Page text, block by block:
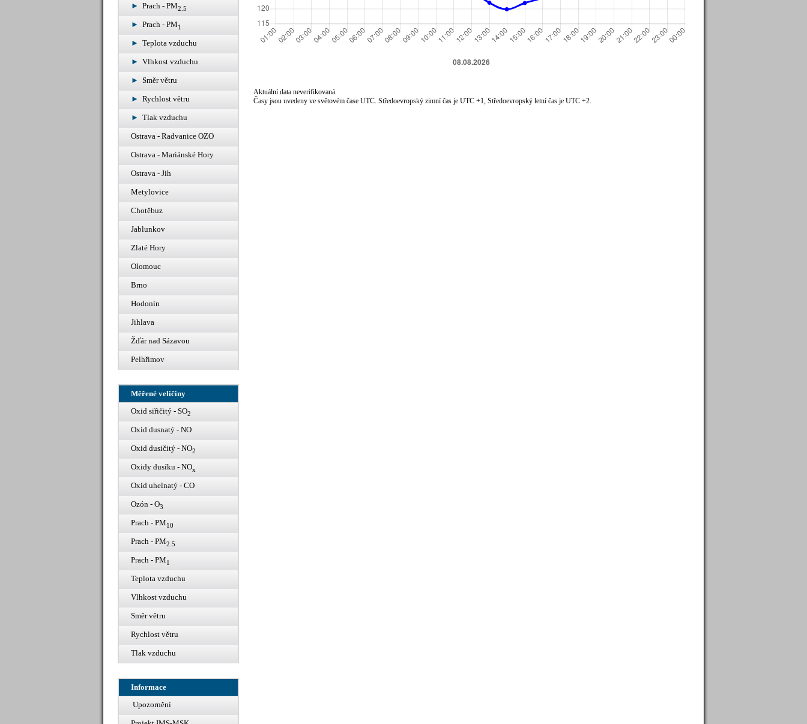
Prach - PM2.5
Prach - PM1
Teplota vzduchu
Vlhkost vzduchu
Směr větru
Rychlost větru
Tlak vzduchu
Ostrava - Radvanice OZO
Ostrava - Mariánské Hory
Ostrava - Jih
Metylovice
Chotěbuz
Jablunkov
Zlaté Hory
Olomouc
Brno
Hodonín
Jihlava
Žďár nad Sázavou
Pelhřimov
Měřené veličiny
Oxid siřičitý - SO2
Oxid dusnatý - NO
Oxid dusičitý - NO2
Oxidy dusíku - NOx
Oxid uhelnatý - CO
Ozón - O3
Prach - PM10
Prach - PM2.5
Prach - PM1
Teplota vzduchu
Vlhkost vzduchu
Směr větru
Rychlost větru
Tlak vzduchu
Informace
Upozornění
Aktuální data neverifikovaná.
Časy jsou uvedeny ve světovém čase UTC. Středoevropský zimní čas je UTC +1, Středoevropský letní čas je UTC +2.